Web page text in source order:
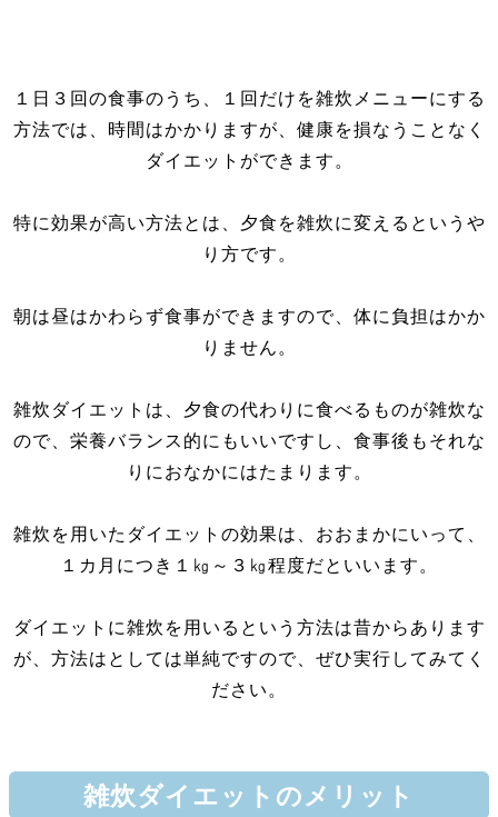
１日３回の食事のうち、１回だけを雑炊メニューにする
方法では、時間はかかりますが、健康を損なうことなく
ダイエットができます。
特に効果が高い方法とは、夕食を雑炊に変えるというや
り方です。
朝は昼はかわらず食事ができますので、体に負担はかか
りません。
雑炊ダイエットは、夕食の代わりに食べるものが雑炊な
ので、栄養バランス的にもいいですし、食事後もそれな
りにおなかにはたまります。
雑炊を用いたダイエットの効果は、おおまかにいって、
１カ月につき１㎏～３㎏程度だといいます。
ダイエットに雑炊を用いるという方法は昔からあります
が、方法はとしては単純ですので、ぜひ実行してみてく
ださい。
雑炊ダイエットのメリット